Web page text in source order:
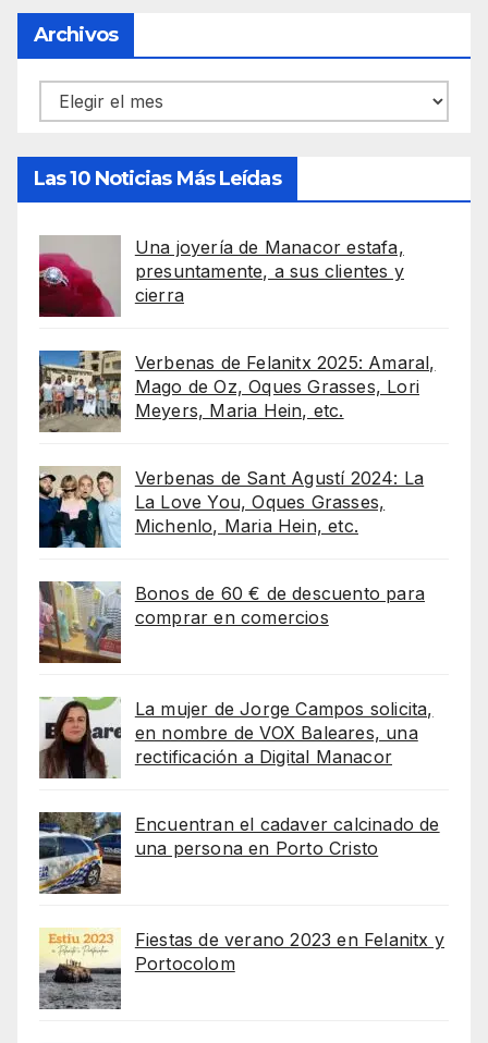
Archivos
Archivos
Las 10 Noticias Más Leídas
Una joyería de Manacor estafa,
presuntamente, a sus clientes y
cierra
Verbenas de Felanitx 2025: Amaral,
Mago de Oz, Oques Grasses, Lori
Meyers, Maria Hein, etc.
Verbenas de Sant Agustí 2024: La
La Love You, Oques Grasses,
Michenlo, Maria Hein, etc.
Bonos de 60 € de descuento para
comprar en comercios
La mujer de Jorge Campos solicita,
en nombre de VOX Baleares, una
rectificación a Digital Manacor
Encuentran el cadaver calcinado de
una persona en Porto Cristo
Fiestas de verano 2023 en Felanitx y
Portocolom